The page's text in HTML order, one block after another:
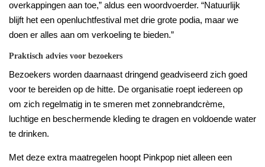
overkappingen aan toe,” aldus een woordvoerder. “Natuurlijk
blijft het een openluchtfestival met drie grote podia, maar we
doen er alles aan om verkoeling te bieden.”
Praktisch advies voor bezoekers
Bezoekers worden daarnaast dringend geadviseerd zich goed
voor te bereiden op de hitte. De organisatie roept iedereen op
om zich regelmatig in te smeren met zonnebrandcrème,
luchtige en beschermende kleding te dragen en voldoende water
te drinken.
Met deze extra maatregelen hoopt Pinkpop niet alleen een